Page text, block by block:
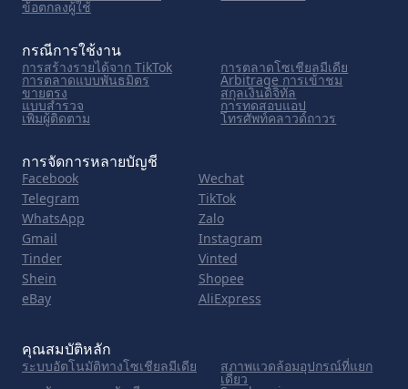
ข้อตกลงผู้ใช้
กรณีการใช้งาน
การสร้างรายได้จาก TikTok การตลาดโซเชียลมีเดีย
การตลาดแบบพันธมิตร Arbitrage การเข้าชม
ขายตรง สกุลเงินดิจิทัล
แบบสำรวจ การทดสอบแอป
เพิ่มผู้ติดตาม โทรศัพท์คลาวด์ถาวร
การจัดการหลายบัญชี
Facebook
Wechat
Telegram
TikTok
WhatsApp
Zalo
Gmail
Instagram
Tinder
Vinted
Shein
Shopee
eBay
AliExpress
คุณสมบัติหลัก
ระบบอัตโนมัติทางโซเชียลมีเดีย สภาพแวดล้อมอุปกรณ์ที่แยก
เดี่ยว